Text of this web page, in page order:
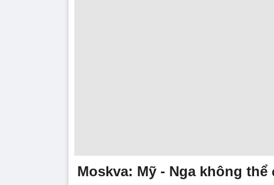
Moskva: Mỹ - Nga không thể